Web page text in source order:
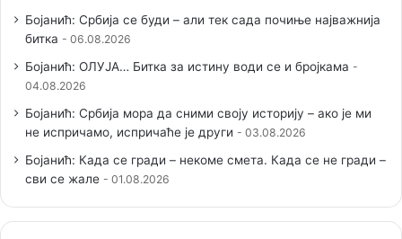
Бојанић: Србија се буди – али тек сада почиње најважнија
битка
06.08.2026
Бојанић: ОЛУЈА… Битка за истину води се и бројкама
04.08.2026
Бојанић: Србија мора да сними своју историју – ако је ми
не испричамо, испричаће је други
03.08.2026
Бојанић: Када се гради – некоме смета. Када се не гради –
сви се жале
01.08.2026